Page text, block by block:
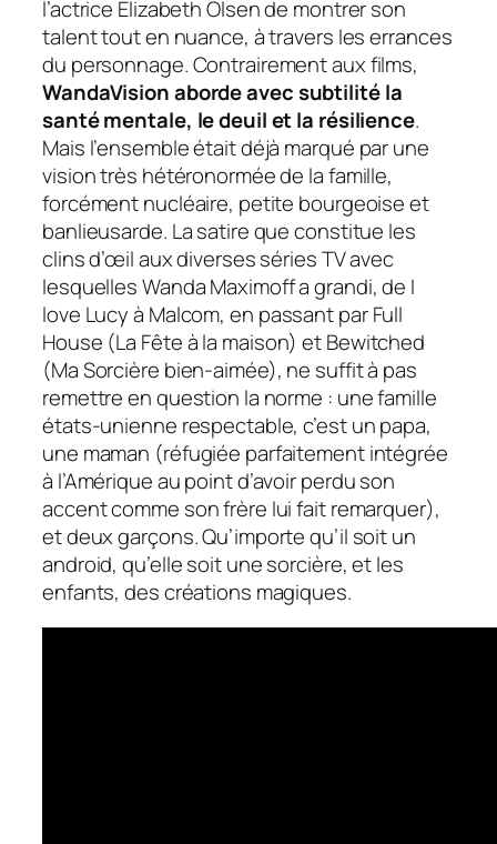
l’actrice Elizabeth Olsen de montrer son
talent tout en nuance, à travers les errances
du personnage. Contrairement aux films,
WandaVisionaborde avec subtilité la
santé mentale, le deuil et la résilience.
Mais l’ensemble était déjà marqué par une
vision très hétéronormée de la famille,
forcément nucléaire, petite bourgeoise et
banlieusarde. La satire que constitue les
clins d’œil aux diverses séries TV avec
lesquelles Wanda Maximoff a grandi, de I
love Lucyà Malcom, en passant parFull
House (La Fête à la maison) etBewitched
(Ma Sorcière bien-aimée), ne suffit à pas
remettre en question la norme : une famille
états-unienne respectable, c’est un papa,
une maman (réfugiée parfaitement intégrée
à l’Amérique au point d’avoir perdu son
accent comme son frère lui fait remarquer),
et deux garçons. Qu’importe qu’il soit un
android, qu’elle soit une sorcière, et les
enfants, des créations magiques.